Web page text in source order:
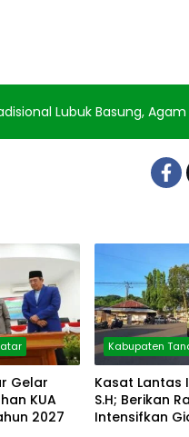
Lubuk Basung, Agam
Gelar
KUA
2027
Kabupaten
Kasat Lantas
S.H; Berikan
Intensifkan